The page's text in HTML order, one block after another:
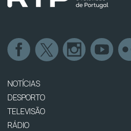
NOTÍCIAS
DESPORTO
TELEVISÃO
RÁDIO